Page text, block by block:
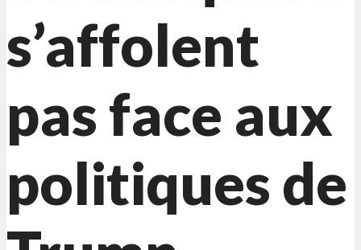
s’affolent
pas face aux
politiques de